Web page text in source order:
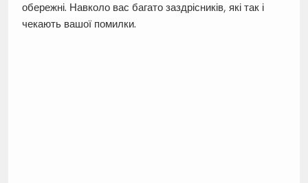
обережні. Навколо вас багато заздрісників, які так і
чекають вашої помилки.